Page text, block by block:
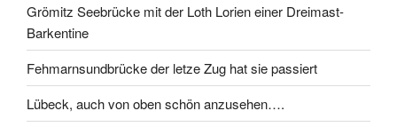
Grömitz Seebrücke mit der Loth Lorien einer Dreimast-
Barkentine
Fehmarnsundbrücke der letze Zug hat sie passiert
Lübeck, auch von oben schön anzusehen….